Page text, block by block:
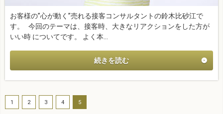
お客様の”心が動く”売れる接客コンサルタントの鈴木比砂江で
す。 今回のテーマは、接客時、大きなリアクションをした方が
いい時 についてです。 よく本…
続きを読む
1 2 3 4 5